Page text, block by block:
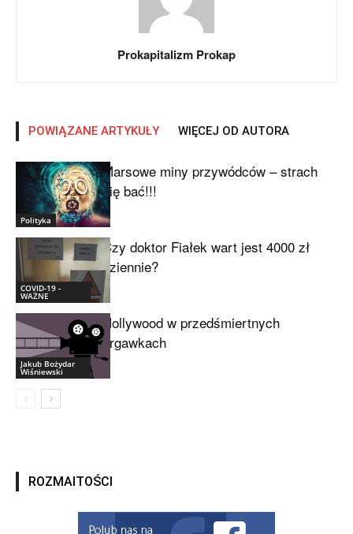
Prokapitalizm Prokap
POWIĄZANE ARTYKUŁY WIĘCEJ OD AUTORA
Polityka
Marsowe miny przywódców – strach
się bać!!!
COVID-19 -
WAŻNE
Czy doktor Fiałek wart jest 4000 zł
dziennie?
Jakub Bożydar
Wiśniewski
Hollywood w przedśmiertnych
drgawkach
ROZMAITOŚCI